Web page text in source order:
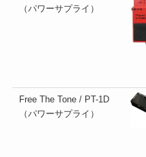
（パワーサプライ）
Free The Tone / PT-1D
（パワーサプライ）